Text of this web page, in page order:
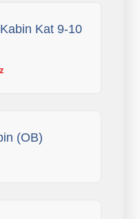
Kat 9-10
(OB)